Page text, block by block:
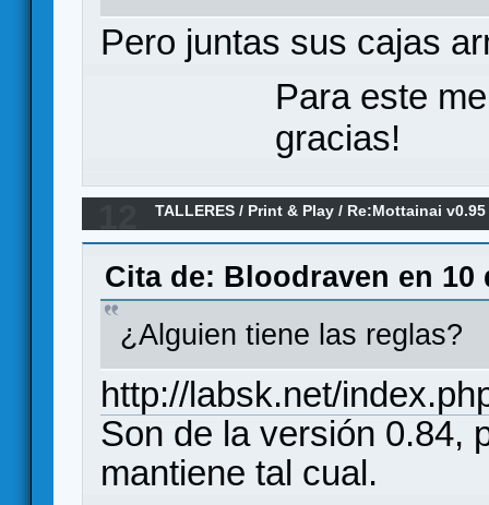
Pero juntas sus cajas
Para este
gracias!
TALLERES / Print & Play / Re:Mottainai
Cita de: Bloodraven en 10
¿Alguien tiene las reglas?
http://labsk.net/
Son de la versión 0.84,
mantiene tal cual.